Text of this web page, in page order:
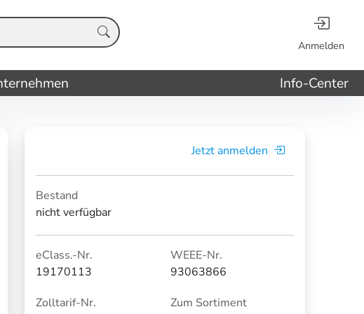
Anmelden
Info-Center
Jetzt anmelden
Bestand
nicht verfügbar
eClass.-Nr.
19170113
WEEE-Nr.
93063866
Zolltarif-Nr.
Zum Sortiment